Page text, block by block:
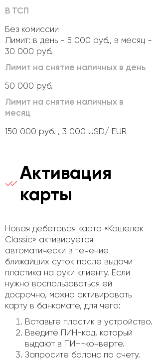
В ТСП
Без комиссии
Лимит: в день - 5 000 руб., в месяц -
30 000 руб.
Лимит на снятие наличных в день
50 000 руб.
Лимит на снятие наличных в
месяц
150 000 руб. , 3 000 USD/ EUR
Активация
карты
Новая дебетовая карта «Кошелек
Classic» активируется
автоматически в течение
ближайших суток после выдачи
пластика на руки клиенту. Если
нужно воспользоваться ей
досрочно, можно активировать
карту в банкомате, для чего:
Вставьте пластик в устройство.
Введите ПИН-код, который
выдают в ПИН-конверте.
Запросите баланс по счету.